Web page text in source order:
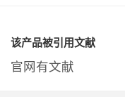
该产品被引用文献
官网有文献